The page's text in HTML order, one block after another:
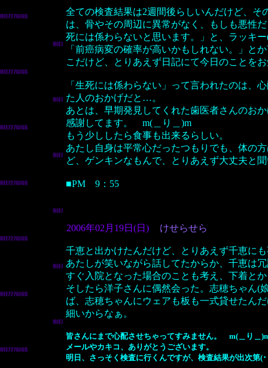
全ての検査結果は2週間後らしいんだけど、
は、骨やその周辺に異常がなく、もしも悪性
死には係わらないと思います。」と、ラッキ
「前癌病変の確率が高いかもしれない。」と
こだけど、とりあえず日記にて今日のことを
「生死には係わらない」って言われたのは、
た人のおかげだと…。
あとは、早期発見してくれた歯医者さんのお
感謝してます。 m(＿り＿)m
もう少ししたら食事も出来るらしい。
あたし自身は平常心だったつもりでも、体の
ど、ゲンキンなもんで、とりあえず大丈夫と
■PM 9：55
2006年02月19日(日) けせらせら
千恵と出かけたんだけど、とりあえず千恵に
あたしが笑いながら話してたからか、千恵は
すぐ入院となった場合のことも考え、下着と
そしたら洋子さんに偶然会った。志穂ちゃん(
ば、志穂ちゃんにウェアも板も一式貸せたん
細いからなぁ。
皆さんにまで心配させちゃってすみません。 m(＿り＿
メールやカキコ、ありがとうございます。
明日、さっそく検査に行くんですが、検査結果が出次第